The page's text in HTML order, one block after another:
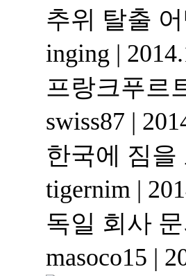
추위 탈출
inging |
프랑크푸르
swiss87 |
한국에 짐을
tigernim |
독일 회사
masoco15 |